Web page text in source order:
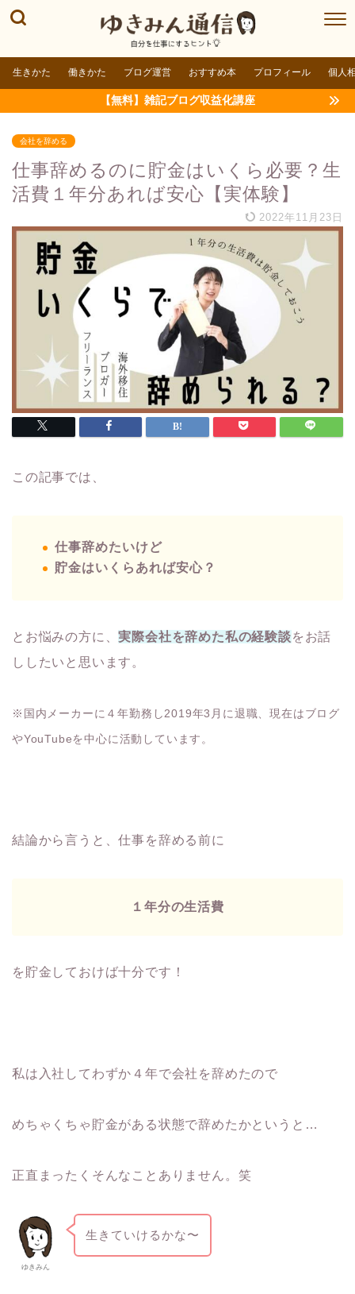
生きかた 働きかた ブログ運営 おすすめ本 プロフィール 個人
【無料】雑記ブログ収益化講座
会社を辞める
仕事辞めるのに貯金はいくら必要？生
活費１年分あれば安心【実体験】
2022年11月23日
この記事では、
仕事辞めたいけど
貯金はいくらあれば安心？
とお悩みの方に、実際会社を辞めた私の経験談をお話
ししたいと思います。
※国内メーカーに４年勤務し2019年3月に退職、現在はブログ
やYouTubeを中心に活動しています。
結論から言うと、仕事を辞める前に
１年分の生活費
を貯金しておけば十分です！
私は入社してわずか４年で会社を辞めたので
めちゃくちゃ貯金がある状態で辞めたかというと…
正直まったくそんなことありません。笑
ゆきみん
生きていけるかな〜